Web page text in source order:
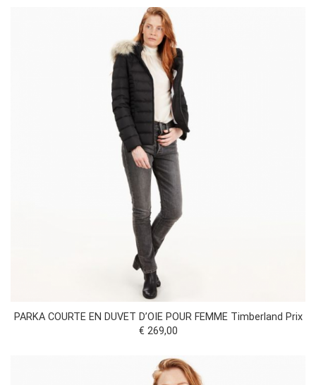
PARKA COURTE EN DUVET D’OIE POUR FEMME Timberland Prix
€ 269,00